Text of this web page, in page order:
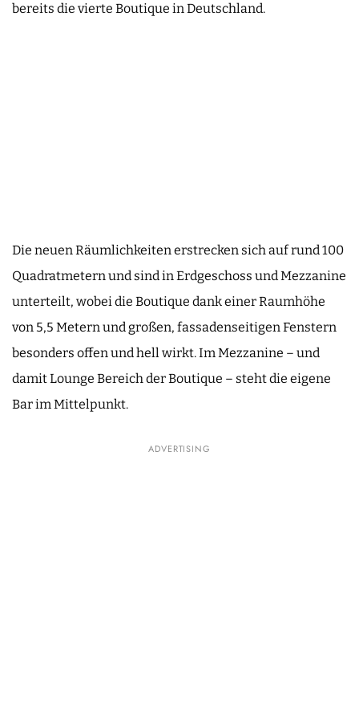
bereits die vierte Boutique in Deutschland.
Die neuen Räumlichkeiten erstrecken sich auf rund 100
Quadratmetern und sind in Erdgeschoss und Mezzanine
unterteilt, wobei die Boutique dank einer Raumhöhe
von 5,5 Metern und großen, fassadenseitigen Fenstern
besonders offen und hell wirkt. Im Mezzanine – und
damit Lounge Bereich der Boutique – steht die eigene
Bar im Mittelpunkt.
ADVERTISING